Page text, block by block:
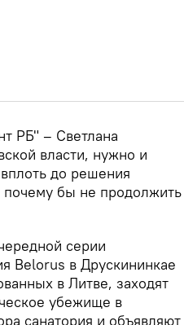
РБ" – Светлана
власти, нужно и
до решения
бы не продолжить
серии
Belorus в Друскининкае
в Литве, заходят
убежище в
санатория и объявляют